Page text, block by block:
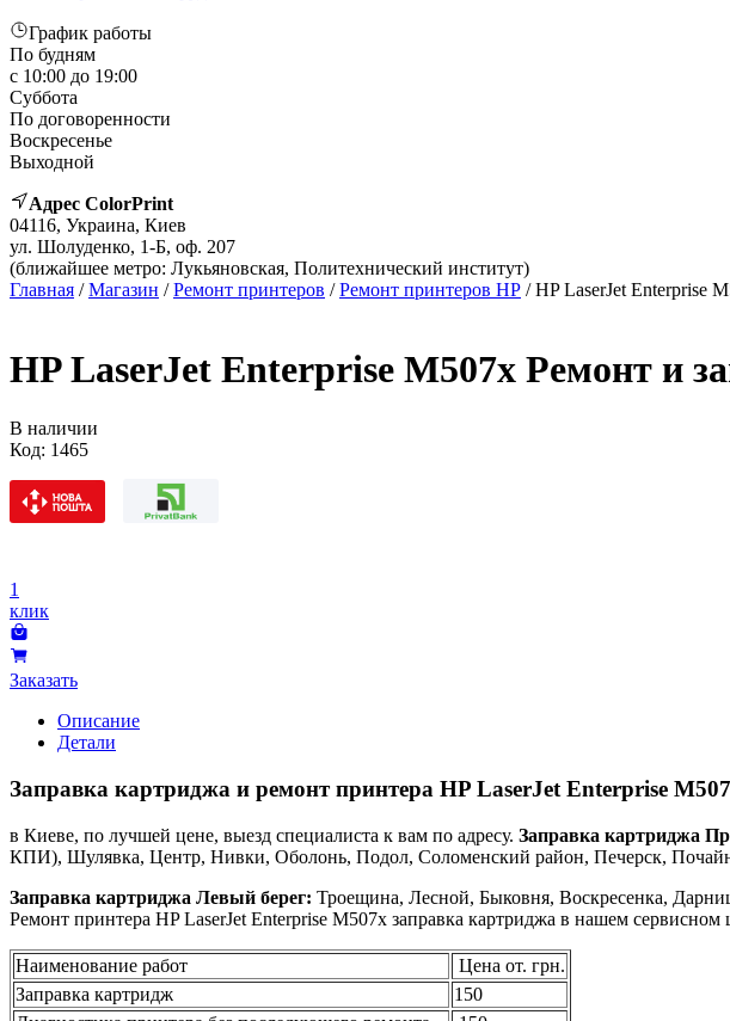
График работы
По будням
с 10:00 до 19:00
Суббота
По договоренности
Воскресенье
Выходной
Адрес ColorPrint
04116, Украина, Киев
ул. Шолуденко, 1-Б, оф. 207
(ближайшее метро: Лукьяновская, Политехнический институт)
Главная /Магазин /Ремонт принтеров /Ремонт принтеров HP / HP LaserJet Enterprise
HP LaserJet Enterprise M507x Ремонт и
В наличии
Код: 1465
1
клик
Заказать
Описание
Детали
Заправка картриджа и ремонт принтера HP LaserJet Enterprise
в Киеве, по лучшей цене, выезд специалиста к вам по адресу. Заправка картриджа
КПИ), Шулявка, Центр, Нивки, Оболонь, Подол, Соломенский район, Печерск,
Заправка картриджа Левый берег: Троещина, Лесной, Быковня, Воскресенка,
Ремонт принтера HP LaserJet Enterprise M507x заправка картриджа в нашем сервисном
Наименование работ
Цена от. грн.
Заправка картридж
150